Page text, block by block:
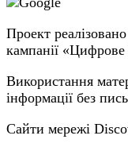
Проект
кампанії
Використання
інформації без
Сайти мережі